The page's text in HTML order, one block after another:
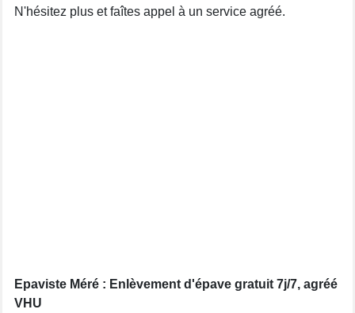
N'hésitez plus et faîtes appel à un service agréé.
Epaviste Méré : Enlèvement d'épave gratuit 7j/7, agréé
VHU